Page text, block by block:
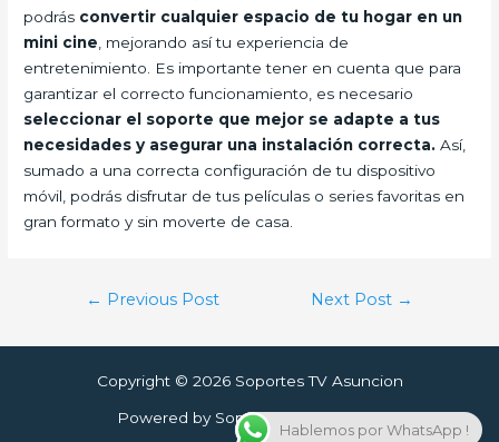
podrás convertir cualquier espacio de tu hogar en un
mini cine, mejorando así tu experiencia de
entretenimiento. Es importante tener en cuenta que para
garantizar el correcto funcionamiento, es necesario
seleccionar el soporte que mejor se adapte a tus
necesidades y asegurar una instalación correcta. Así,
sumado a una correcta configuración de tu dispositivo
móvil, podrás disfrutar de tus películas o series favoritas en
gran formato y sin moverte de casa.
← Previous Post Next Post →
Copyright © 2026 Soportes TV Asuncion
Powered by Soportes TV Asuncion
Hablemos por WhatsApp !